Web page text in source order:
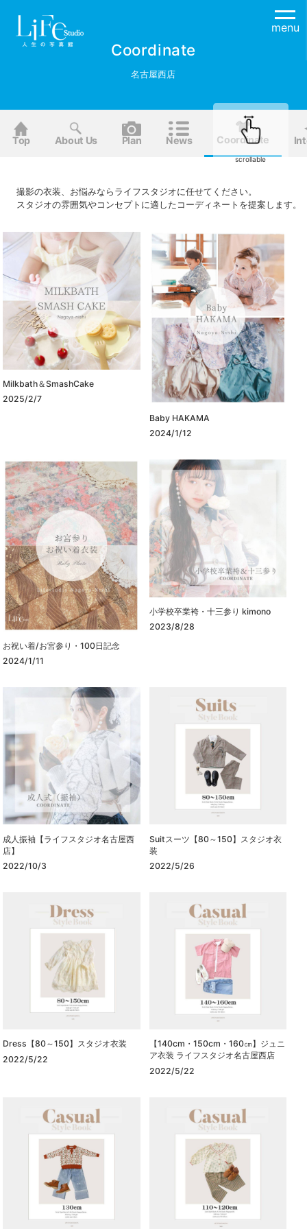
menu
Coordinate
名古屋西店
Top About Us Plan News Coordinate
撮影の衣装、お悩みならライフスタジオに任せてください。
スタジオの雰囲気やコンセプトに適したコーディネートを提案します。
Milkbath＆SmashCake
2025/2/7
Baby HAKAMA
2024/1/12
お祝い着/お宮参り・100日記念
2024/1/11
小学校卒業袴・十三参り kimono
2023/8/28
成人振袖【ライフスタジオ名古屋西
店】
2022/10/3
Suitスーツ【80～150】スタジオ衣
装
2022/5/26
Dress【80～150】スタジオ衣装
2022/5/22
【140cm・150cm・160㎝】ジュニ
ア衣装 ライフスタジオ名古屋西店
2022/5/22